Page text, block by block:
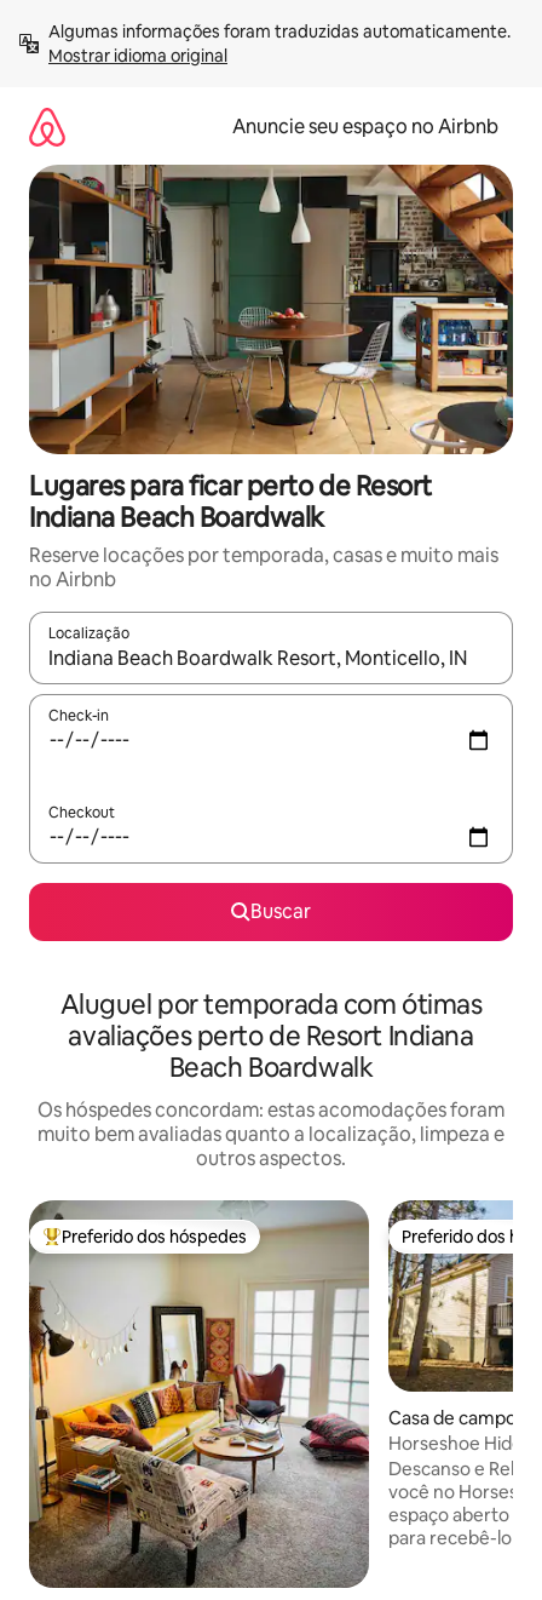
para
Mostrar idioma original
Anuncie seu espaço no Airbnb
Lugares para ficar perto de Resort
Indiana Beach Boardwalk
Reserve locações por temporada, casas e muito mais
no Airbnb
Localização
Quando os resultados estiverem disponíveis, explore-os
Check-in
Checkout
Buscar
Aluguel por temporada com ótimas
avaliações perto de Resort Indiana
Beach Boardwalk
Os hóspedes concordam: estas acomodações foram
muito bem avaliadas quanto a localização, limpeza e
outros aspectos.
Entre os melhores preferidos dos hóspedes
Preferido dos hóspedes Preferido dos
Preferido dos
Casa de campo ⋅
Horseshoe
Descanso e
você no
espaço aberto e
para recebê-lo